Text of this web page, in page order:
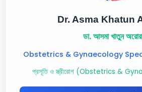
Dr. Asma Khatun
ডা. আসমা খাতুন
Obstetrics & Gynaecology
প্রসূতি ও স্ত্রীরোগ (Obstetrics &